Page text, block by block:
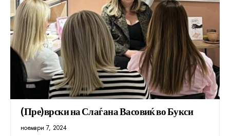
(Пре)врски на Слаѓана Васовиќ во Букси
ноември 7, 2024